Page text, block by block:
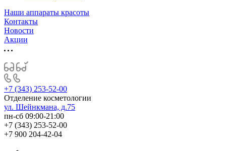
Наши аппараты красоты
Контакты
Новости
Акции
+7 (343) 253-52-00
Отделение косметологии
ул. Шейнкмана, д.75
пн-сб 09:00-21:00
+7 (343) 253-52-00
+7 900 204-42-04